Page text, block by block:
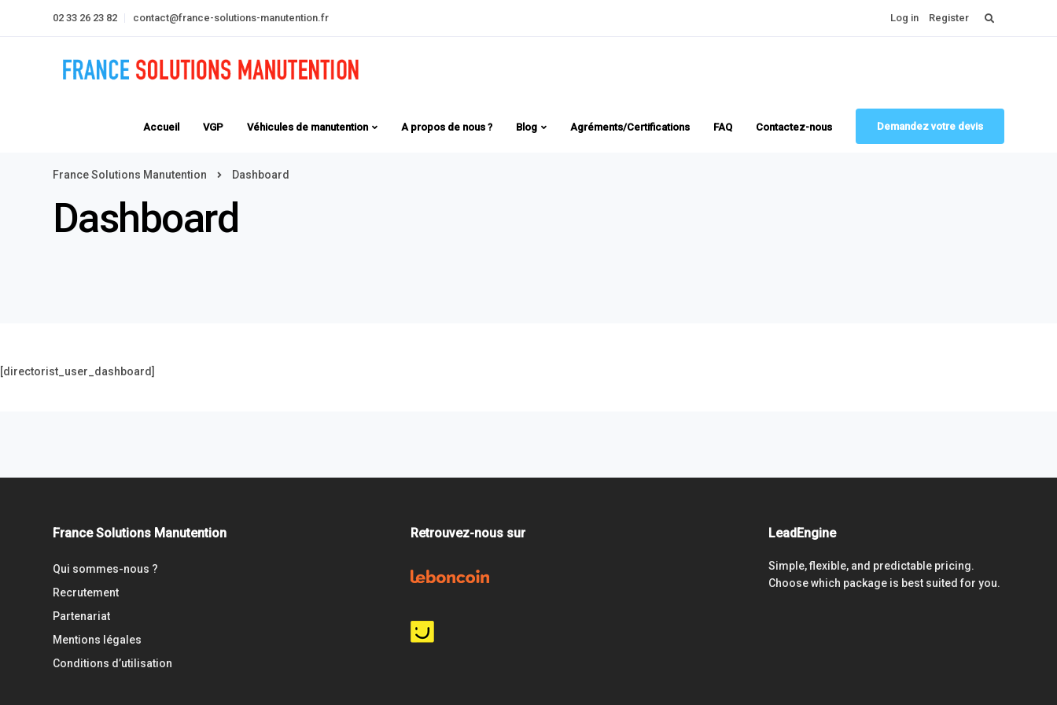
Log in Register Rechercher :
02 33 26 23 82 contact@france-solutions-manutention.fr
Accueil VGP Véhicules de manutention A propos de nous ? Blog Agréments/Certifications FAQ Contactez-nous Demandez votre devis
France Solutions Manutention Dashboard
Dashboard
[directorist_user_dashboard]
France Solutions Manutention
Qui sommes-nous ?
Recrutement
Partenariat
Mentions légales
Conditions d’utilisation
Retrouvez-nous sur LeadEngine
Simple, flexible, and predictable pricing.
Choose which package is best suited for you.